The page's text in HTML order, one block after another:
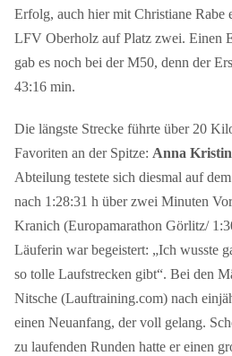
Erfolg, auch hier mit Christiane Rabe
LFV Oberholz auf Platz zwei. Einen
gab es noch bei der M50, denn der
43:16 min.
Die längste Strecke führte über 20
Favoriten an der Spitze: Anna
Abteilung testete sich diesmal auf
nach 1:28:31 h über zwei Minuten
Kranich (Europamarathon Görlitz/
Läuferin war begeistert: „Ich wusste
so tolle Laufstrecken gibt“. Bei den
Nitsche (Lauftraining.com) nach
einen Neuanfang, der voll gelang.
zu laufenden Runden hatte er einen